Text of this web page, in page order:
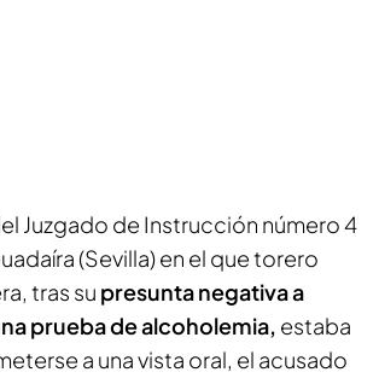
Juzgado de Instrucción número 4
(Sevilla) en el quetorero
tras su presunta negativa a
prueba de alcoholemia, estaba
a una vista oral, el acusado